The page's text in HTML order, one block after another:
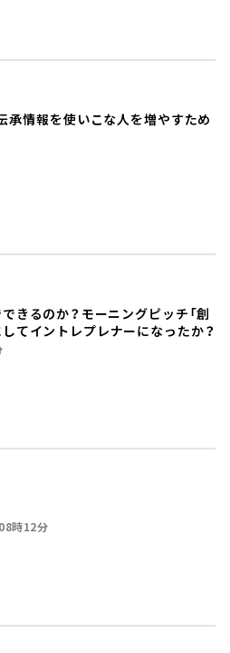
――情報を使いこな人を増やすため
きるのか？――モーニングピッチ「創
てイントレプレナーになったか？
08時12分